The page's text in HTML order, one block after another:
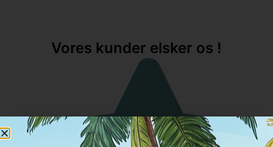
Vores kunder elsker os !